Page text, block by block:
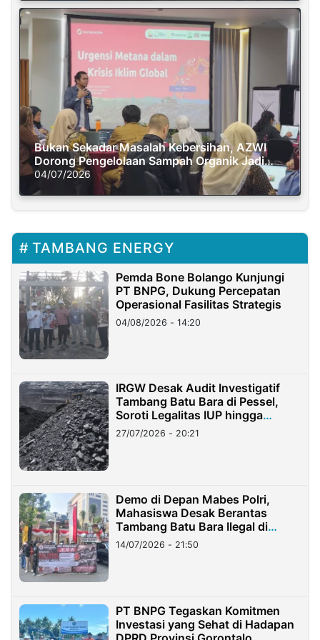
Bukan Sekadar Masalah Kebersihan, AZWI
Dorong Pengelolaan Sampah Organik Jadi
Solusi Krisis Iklim
04/07/2026
TAMBANG ENERGY
Pemda Bone Bolango Kunjungi
PT BNPG, Dukung Percepatan
Operasional Fasilitas Strategis
04/08/2026 - 14:20
IRGW Desak Audit Investigatif
Tambang Batu Bara di Pessel,
Soroti Legalitas IUP hingga
Stockpile
27/07/2026 - 20:21
Demo di Depan Mabes Polri,
Mahasiswa Desak Berantas
Tambang Batu Bara Ilegal di
Lampung
14/07/2026 - 21:50
PT BNPG Tegaskan Komitmen
Investasi yang Sehat di Hadapan